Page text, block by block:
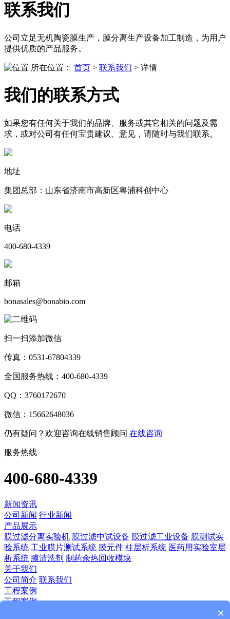
联系我们
公司立足无机陶瓷膜生产，膜分离生产设备加工制造，为用户
提供优质的产品服务。
所在位置： 首页 > 联系我们 > 详情
我们的联系方式
如果您有任何关于我们的品牌、服务或其它相关的问题及需
求，或对公司有任何宝贵建议、意见，请随时与我们联系。
地址
集团总部：山东省济南市高新区粤浦科创中心
电话
400-680-4339
邮箱
bonasales@bonabio.com
扫一扫添加微信
传真：0531-67804339
全国服务热线：400-680-4339
QQ：3760172670
微信：15662648036
仍有疑问？欢迎咨询在线销售顾问 在线咨询
服务热线
400-680-4339
新闻资讯
公司新闻 行业新闻
产品展示
膜过滤分离实验机 膜过滤中试设备 膜过滤工业设备 膜测试实
验系统 工业膜片测试系统 膜元件 柱层析系统 医药用实验室层
析系统 膜清洗剂 制药余热回收模块
关于我们
公司简介 联系我们
工程案例
工程案例
×